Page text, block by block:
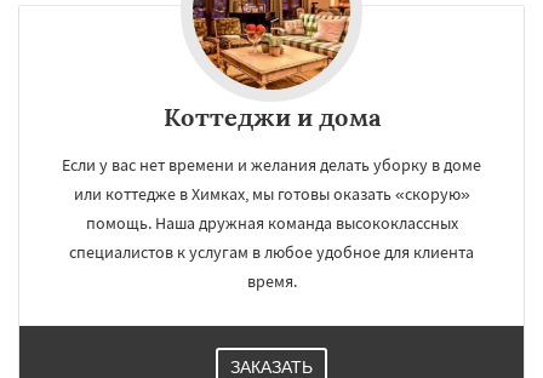
Коттеджи и дома
Если у вас нет времени и желания делать уборку в доме
или коттедже в Химках, мы готовы оказать «скорую»
помощь. Наша дружная команда высококлассных
специалистов к услугам в любое удобное для клиента
время.
ЗАКАЗАТЬ